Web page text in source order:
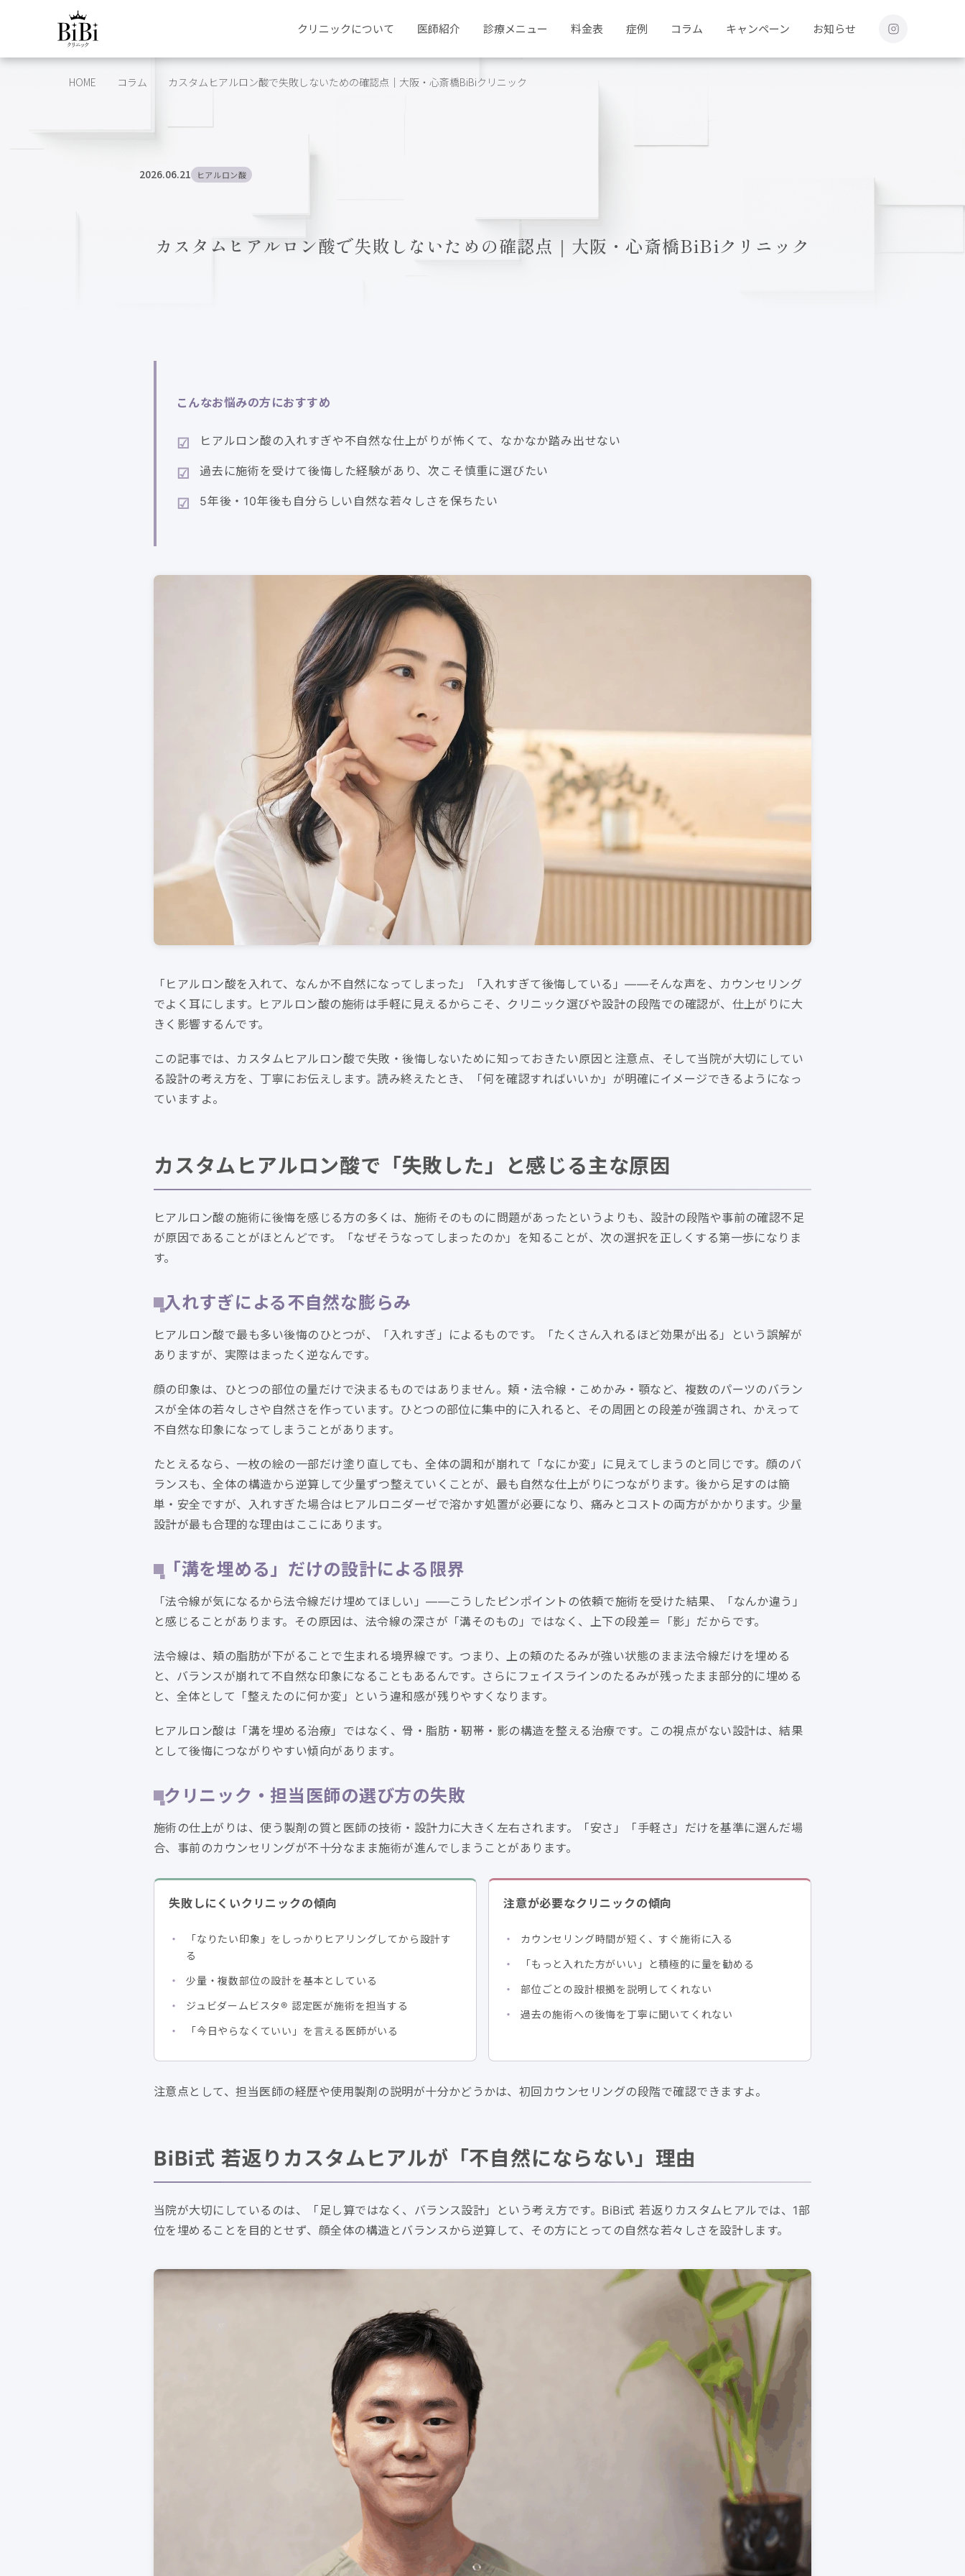
クリニックについて 医師紹介 診療メニュー 料金表 症例 コラム キャンペーン お知らせ
HOME コラム カスタムヒアルロン酸で失敗しないための確認点｜大阪・心斎橋BiBiクリニック
2026.06.21 ヒアルロン酸
カスタムヒアルロン酸で失敗しないための確認点｜大阪・心斎橋BiBiクリニック
こんなお悩みの方におすすめ
ヒアルロン酸の入れすぎや不自然な仕上がりが怖くて、なかなか踏み出せない
過去に施術を受けて後悔した経験があり、次こそ慎重に選びたい
5年後・10年後も自分らしい自然な若々しさを保ちたい
「ヒアルロン酸を入れて、なんか不自然になってしまった」「入れすぎて後悔している」——そんな声を、カウンセリング
でよく耳にします。ヒアルロン酸の施術は手軽に見えるからこそ、クリニック選びや設計の段階での確認が、仕上がりに大
きく影響するんです。
この記事では、カスタムヒアルロン酸で失敗・後悔しないために知っておきたい原因と注意点、そして当院が大切にしてい
る設計の考え方を、丁寧にお伝えします。読み終えたとき、「何を確認すればいいか」が明確にイメージできるようになっ
ていますよ。
カスタムヒアルロン酸で「失敗した」と感じる主な原因
ヒアルロン酸の施術に後悔を感じる方の多くは、施術そのものに問題があったというよりも、設計の段階や事前の確認不足
が原因であることがほとんどです。「なぜそうなってしまったのか」を知ることが、次の選択を正しくする第一歩になりま
す。
入れすぎによる不自然な膨らみ
ヒアルロン酸で最も多い後悔のひとつが、「入れすぎ」によるものです。「たくさん入れるほど効果が出る」という誤解が
ありますが、実際はまったく逆なんです。
顔の印象は、ひとつの部位の量だけで決まるものではありません。頬・法令線・こめかみ・顎など、複数のパーツのバラン
スが全体の若々しさや自然さを作っています。ひとつの部位に集中的に入れると、その周囲との段差が強調され、かえって
不自然な印象になってしまうことがあります。
たとえるなら、一枚の絵の一部だけ塗り直しても、全体の調和が崩れて「なにか変」に見えてしまうのと同じです。顔のバ
ランスも、全体の構造から逆算して少量ずつ整えていくことが、最も自然な仕上がりにつながります。後から足すのは簡
単・安全ですが、入れすぎた場合はヒアルロニダーゼで溶かす処置が必要になり、痛みとコストの両方がかかります。少量
設計が最も合理的な理由はここにあります。
「溝を埋める」だけの設計による限界
「法令線が気になるから法令線だけ埋めてほしい」——こうしたピンポイントの依頼で施術を受けた結果、「なんか違う」
と感じることがあります。その原因は、法令線の深さが「溝そのもの」ではなく、上下の段差＝「影」だからです。
法令線は、頬の脂肪が下がることで生まれる境界線です。つまり、上の頬のたるみが強い状態のまま法令線だけを埋める
と、バランスが崩れて不自然な印象になることもあるんです。さらにフェイスラインのたるみが残ったまま部分的に埋める
と、全体として「整えたのに何か変」という違和感が残りやすくなります。
ヒアルロン酸は「溝を埋める治療」ではなく、骨・脂肪・靭帯・影の構造を整える治療です。この視点がない設計は、結果
として後悔につながりやすい傾向があります。
クリニック・担当医師の選び方の失敗
施術の仕上がりは、使う製剤の質と医師の技術・設計力に大きく左右されます。「安さ」「手軽さ」だけを基準に選んだ場
合、事前のカウンセリングが不十分なまま施術が進んでしまうことがあります。
失敗しにくいクリニックの傾向
「なりたい印象」をしっかりヒアリングしてから設計す
る
少量・複数部位の設計を基本としている
ジュビダームビスタ® 認定医が施術を担当する
「今日やらなくていい」を言える医師がいる
注意が必要なクリニックの傾向
カウンセリング時間が短く、すぐ施術に入る
「もっと入れた方がいい」と積極的に量を勧める
部位ごとの設計根拠を説明してくれない
過去の施術への後悔を丁寧に聞いてくれない
注意点として、担当医師の経歴や使用製剤の説明が十分かどうかは、初回カウンセリングの段階で確認できますよ。
BiBi式 若返りカスタムヒアルが「不自然にならない」理由
当院が大切にしているのは、「足し算ではなく、バランス設計」という考え方です。BiBi式 若返りカスタムヒアルでは、1部
位を埋めることを目的とせず、顔全体の構造とバランスから逆算して、その方にとっての自然な若々しさを設計します。